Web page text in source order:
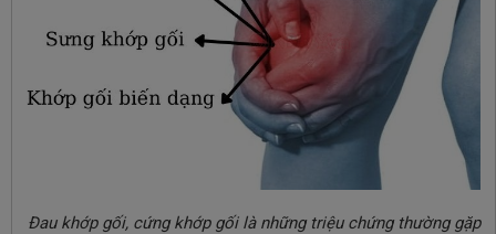
Đau khớp gối, cứng khớp gối là những triệu chứng thường gặp